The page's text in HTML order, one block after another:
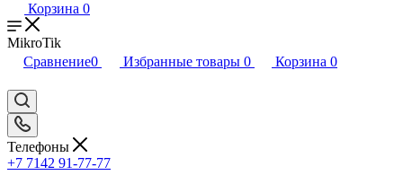
Корзина 0
MikroTik
Сравнение0 Избранные товары 0 Корзина 0
Телефоны
+7 7142 91-77-77